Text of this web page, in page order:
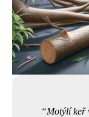
Motýlí keř